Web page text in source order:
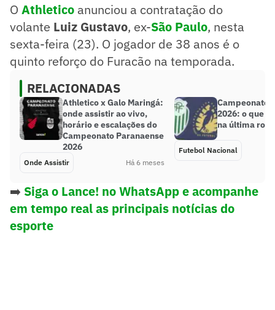
O Athletico anunciou a contratação do
volante Luiz Gustavo, ex-São Paulo, nesta
sexta-feira (23). O jogador de 38 anos é o
quinto reforço do Furacão na temporada.
RELACIONADAS
Athletico x Galo Maringá:
onde assistir ao vivo,
horário e escalações do
Campeonato Paranaense
2026
Onde Assistir Há 6 meses
Campeonato
2026: o que
na última
Futebol Nacional
➡️ Siga o Lance! no WhatsApp e acompanhe
em tempo real as principais notícias do
esporte